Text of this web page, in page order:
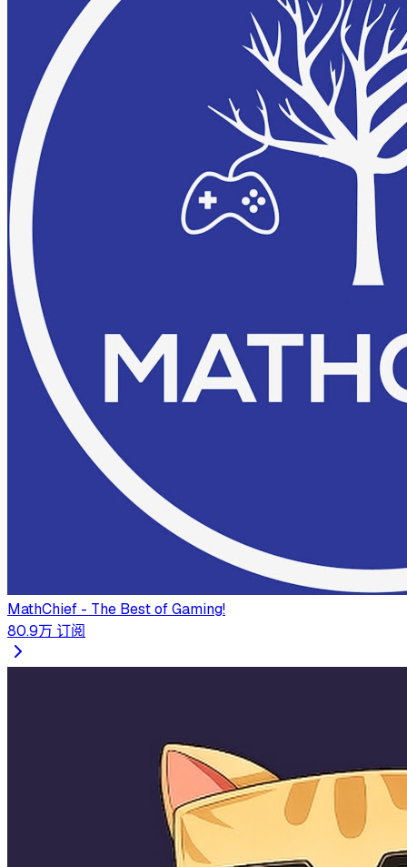
MathChief - The Best of Gaming!
80.9万 订阅